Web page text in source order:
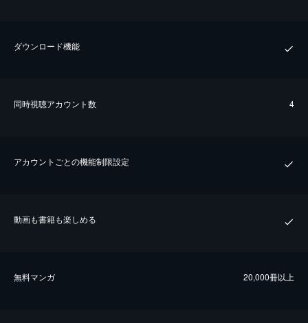
ダウンロード機能
同時視聴アカウント数 4
アカウントごとの機能制限設定
動画も書籍も楽しめる
無料マンガ 20,000冊以上